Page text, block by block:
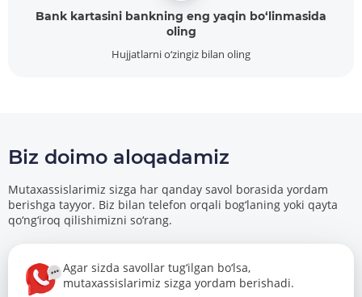
Bank kartasini bankning eng yaqin bo‘linmasida
oling
Hujjatlarni o‘zingiz bilan oling
Biz doimo aloqadamiz
Mutaxassislarimiz sizga har qanday savol borasida yordam
berishga tayyor. Biz bilan telefon orqali bog‘laning yoki qayta
qo‘ng‘iroq qilishimizni so‘rang.
Agar sizda savollar tug‘ilgan bo‘lsa,
mutaxassislarimiz sizga yordam berishadi.